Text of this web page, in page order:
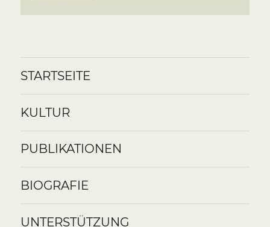
STARTSEITE
KULTUR
PUBLIKATIONEN
BIOGRAFIE
UNTERSTÜTZUNG